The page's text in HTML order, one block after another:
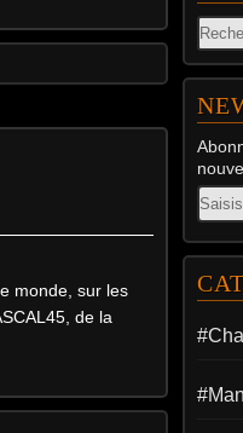
monde, sur les
de la
Email